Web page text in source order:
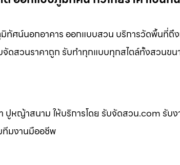
ศน์นอกอาคาร ออกแบบสวน บริการวัดพื้นที่ถึ
จัดสวนราคาถูก รับทำทุกแบบทุกสไตล์ทั้งสวนข
หญ้าสนาม ให้บริการโดย รับจัดสวน.com รับ
ทีมงานมืออชีพ